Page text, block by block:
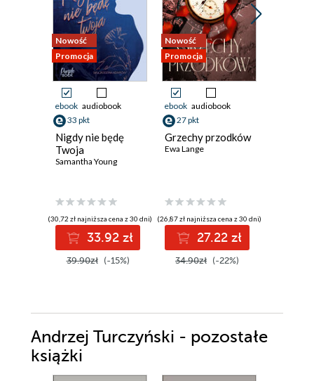
Nowość
Promocja
ebook audiobook
33 pkt
Nigdy nie będę
Twoja
Samantha Young
(30,72 zł najniższa cena z 30 dni)
33.92 zł
39.90zł (-15%)
Nowość
Promocja
ebook audiobook
27 pkt
Grzechy przodków
Ewa Lange
(26,87 zł najniższa cena z 30 dni)
27.22 zł
34.90zł (-22%)
Andrzej Turczyński - pozostałe
książki